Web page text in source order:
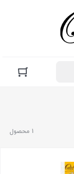
1 محصول